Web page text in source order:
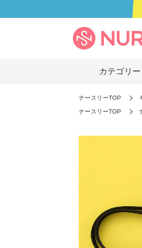
カテゴリー
ナースリーTOP
ナースリーTOP